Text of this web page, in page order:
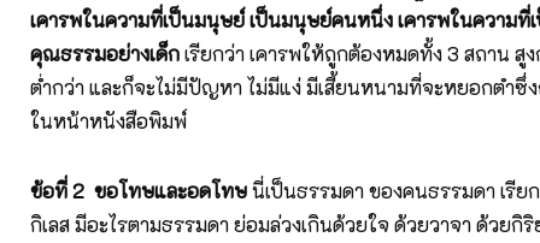
เคารพในความที่เป็นมนุษย์ เป็นมนุษย์คนหนึ่ง เคารพในความที่
คุณธรรมอย่างเด็กเรียกว่า เคารพให้ถูกต้องหมดทั้ง 3 สถาน สู
ต่ำกว่า และก็จะไม่มีปัญหา ไม่มีแง่ มีเสี้ยนหนามที่จะหยอกตำซึ่
ในหน้าหนังสือพิมพ์
ข้อที่ 2 ขอโทษและอดโทษนี่เป็นธรรมดา ของคนธรรมดา เรีย
กิเลส มีอะไรตามธรรมดา ย่อมล่วงเกินด้วยใจ ด้วยวาจา ด้วยกิ